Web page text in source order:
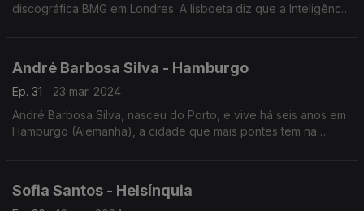
discográfica BMG em Londres. A lisboeta diz que a Inteligência
André Barbosa Silva - Hamburgo
Ep. 31
23 mar. 2024
André Barbosa Silva, nasceu do Porto, e vive há seis anos em
Hamburgo (Alemanha), a cidade que mais pontes tem na
Sofia Santos - Helsínquia